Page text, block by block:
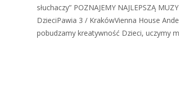
słuchaczy” POZNAJEMY NAJLEPSZĄ
DzieciPawia 3 / KrakówVienna House
pobudzamy kreatywność Dzieci, uczymy